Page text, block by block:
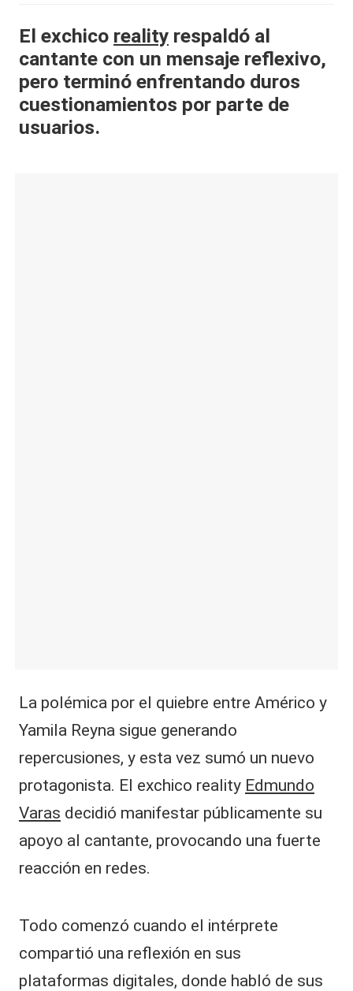
e
al
it
y
El exchico reality respaldó al
cantante con un mensaje reflexivo,
pero terminó enfrentando duros
cuestionamientos por parte de
usuarios.
La polémica por el quiebre entre Américo y
Yamila Reyna sigue generando
repercusiones, y esta vez sumó un nuevo
protagonista. El exchico reality Edmundo
Varas decidió manifestar públicamente su
apoyo al cantante, provocando una fuerte
reacción en redes.
Todo comenzó cuando el intérprete
compartió una reflexión en sus
plataformas digitales, donde habló de sus